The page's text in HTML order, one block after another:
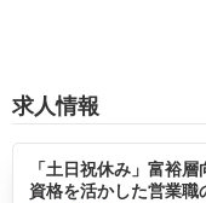
求人情報
「土日祝休み」富裕
資格を活かした営業